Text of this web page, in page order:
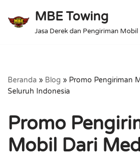
Lompat
MBE Towing
Jasa Derek dan Pengiriman Mobil
Beranda » Blog » Promo Pengiriman
Seluruh Indonesia
Promo
Mobil Dari